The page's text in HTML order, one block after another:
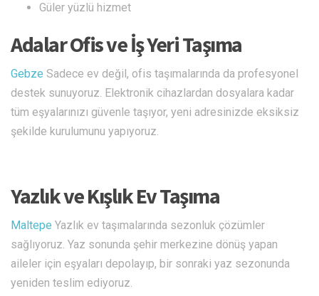
Güler yüzlü hizmet
Adalar Ofis ve İş Yeri Taşıma
Gebze Sadece ev değil, ofis taşımalarında da profesyonel
destek sunuyoruz. Elektronik cihazlardan dosyalara kadar
tüm eşyalarınızı güvenle taşıyor, yeni adresinizde eksiksiz
şekilde kurulumunu yapıyoruz.
Yazlık ve Kışlık Ev Taşıma
Maltepe Yazlık ev taşımalarında sezonluk çözümler
sağlıyoruz. Yaz sonunda şehir merkezine dönüş yapan
aileler için eşyaları depolayıp, bir sonraki yaz sezonunda
yeniden teslim ediyoruz.